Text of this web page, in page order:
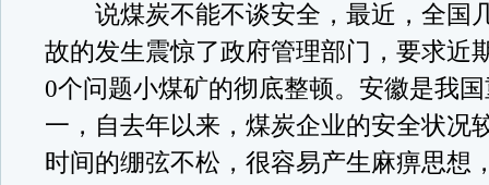
说煤炭不能不谈安全，最近，全国
故的发生震惊了政府管理部门，要求近
0个问题小煤矿的彻底整顿。安徽是我
一，自去年以来，煤炭企业的安全状况
时间的绷弦不松，很容易产生麻痹思想